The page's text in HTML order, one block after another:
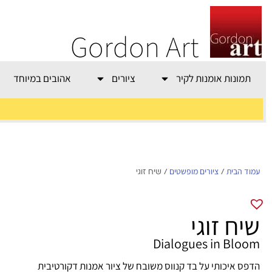
Gordon Art
תמונות אומנות לקיר ציורים אהובים במיוחד
מעל 800 ש"ח
עמוד הבית / ציורים מופשטים / שיח זוגי
שיח זוגי
Dialogues in Bloom
הדפס איכותי על בד קנווס משובח של ציור אמנות דקורטיבית